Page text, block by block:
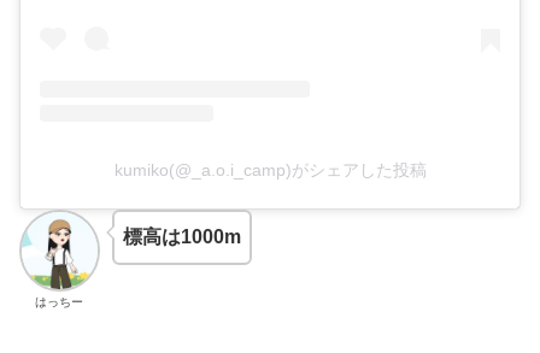
kumiko(@_a.o.i_camp)がシェアした投稿
はっちー
標高は1000m